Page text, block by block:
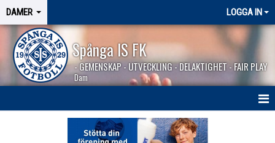
DAMER LOGGA IN
Spånga IS FK
- GEMENSKAP - UTVECKLING - DELAKTIGHET - FAIR PLAY
Dam